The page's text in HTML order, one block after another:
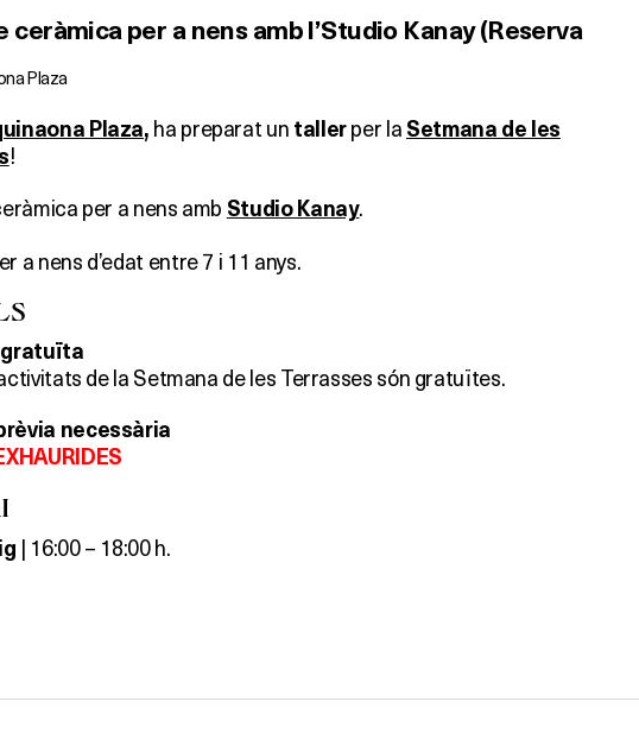
ceràmica per a nens amb l’Studio Kanay (Reserva
Plaza
Plaza, ha preparat un tallerper la Setmana de les
!
per a nens amb Studio Kanay.
a nens d’edat entre 7 i 11 anys.
de la Setmana de les Terrasses són gratuïtes.
necessària
| 16:00 – 18:00 h.